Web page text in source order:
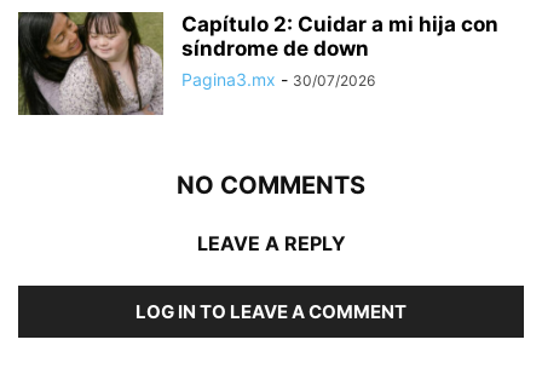
Capítulo 2: Cuidar a mi hija con
síndrome de down
Pagina3.mx - 30/07/2026
NO COMMENTS
LEAVE A REPLY
LOG IN TO LEAVE A COMMENT